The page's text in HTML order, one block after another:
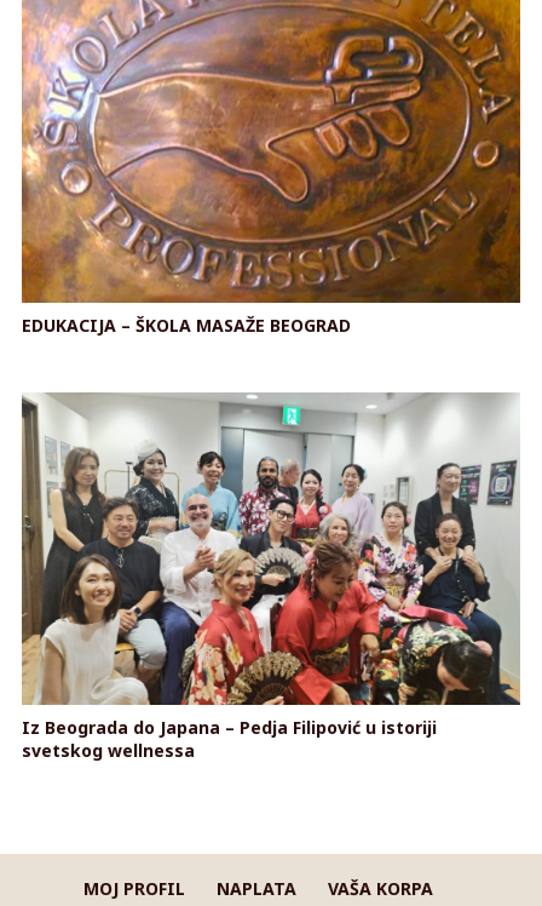
EDUKACIJA – ŠKOLA MASAŽE BEOGRAD
Iz Beograda do Japana – Pedja Filipović u istoriji
svetskog wellnessa
MOJ PROFIL NAPLATA VAŠA KORPA